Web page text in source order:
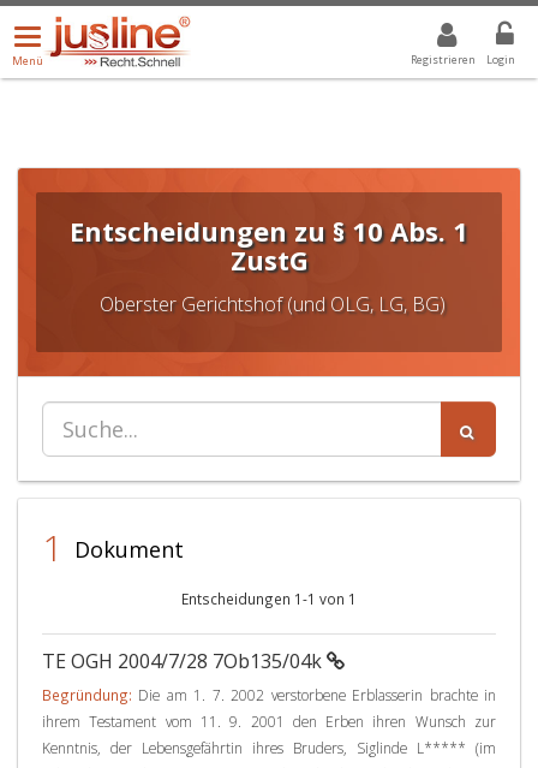
Registrieren Login
Menü
öffnen/schließen
Menü
ALLE DROPDOWN: GEWÄHLTER WERT IST ALLE
Entscheidungen zu § 10 Abs. 1
ZustG
Oberster Gerichtshof (und OLG, LG, BG)
1 Dokument
Entscheidungen 1-1 von 1
TE OGH 2004/7/28 7Ob135/04k
Begründung: Die am 1. 7. 2002 verstorbene Erblasserin brachte in
ihrem Testament vom 11. 9. 2001 den Erben ihren Wunsch zur
Kenntnis, der Lebensgefährtin ihres Bruders, Siglinde L***** (im